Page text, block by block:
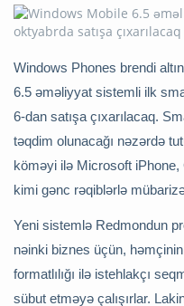
Windows Phones brendi
6.5 əməliyyat sistemli ilk
6-dan satışa çıxarılacaq.
təqdim olunacağı nəzərdə
köməyi ilə Microsoft
kimi gənc rəqiblərlə
Yeni sistemlə Redmondun
nəinki biznes üçün,
formatlılığı ilə istehlakçı
sübut etməyə çalışırlar.